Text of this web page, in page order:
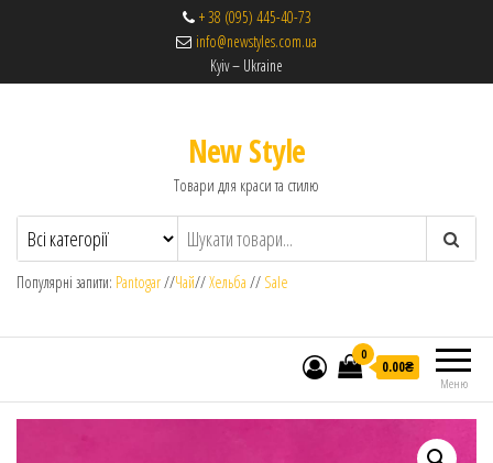
+ 38 (095) 445-40-73
info@newstyles.com.ua
Kyiv – Ukraine
New Style
Товари для краси та стилю
Популярні запити: Pantogar//Чай//Хельба // Sale
Меню
0
0.00₴